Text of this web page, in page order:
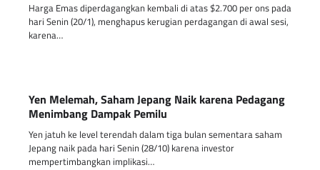
Harga Emas diperdagangkan kembali di atas $2.700 per ons pada
hari Senin (20/1), menghapus kerugian perdagangan di awal sesi,
karena…
Yen Melemah, Saham Jepang Naik karena Pedagang
Menimbang Dampak Pemilu
Yen jatuh ke level terendah dalam tiga bulan sementara saham
Jepang naik pada hari Senin (28/10) karena investor
mempertimbangkan implikasi…